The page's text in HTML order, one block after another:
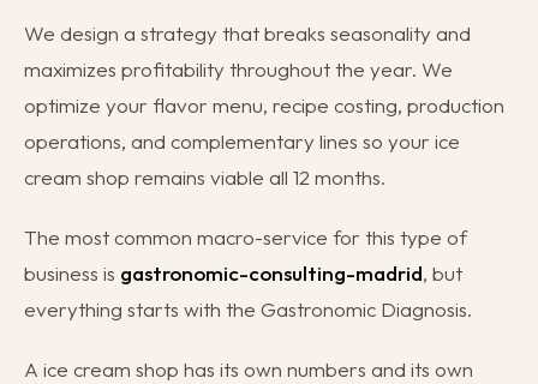
We design a strategy that breaks seasonality and
maximizes profitability throughout the year. We
optimize your flavor menu, recipe costing, production
operations, and complementary lines so your ice
cream shop remains viable all 12 months.
The most common macro-service for this type of
business is gastronomic-consulting-madrid, but
everything starts with the Gastronomic Diagnosis.
A ice cream shop has its own numbers and its own